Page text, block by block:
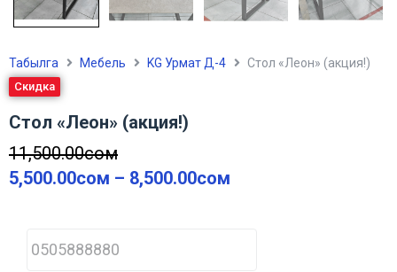
Табылга Мебель KG Урмат Д-4 Стол «Леон» (акция!)
Скидка
Стол «Леон» (акция!)
11,500.00сом
5,500.00сом – 8,500.00сом
h
o